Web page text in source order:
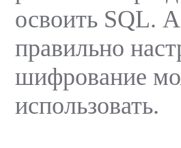
освоить SQL.
правильно
шифрование
использовать.